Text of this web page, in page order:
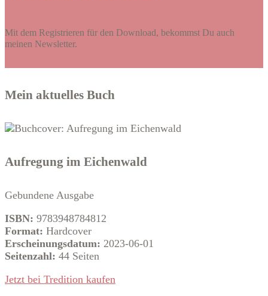
Mit dem Registrieren für den Download, bekommst Du auch
meinen Newsletter.
Mein aktuelles Buch
Aufregung im Eichenwald
Gebundene Ausgabe
ISBN: 9783948784812
Format: Hardcover
Erscheinungsdatum: 2023-06-01
Seitenzahl: 44 Seiten
Jetzt bei Tredition kaufen